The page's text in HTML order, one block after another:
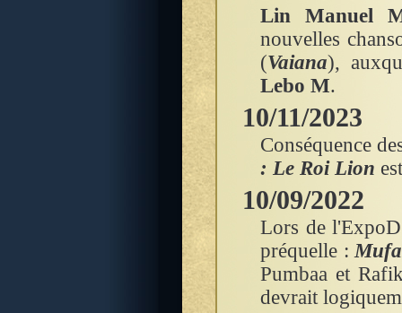
Lin Manuel
nouvelles
(Vaiana),
Lebo M.
10/11/2023
Conséquence
: Le Roi Lion
10/09/2022
Lors de
préquelle :
Pumbaa et
devrait